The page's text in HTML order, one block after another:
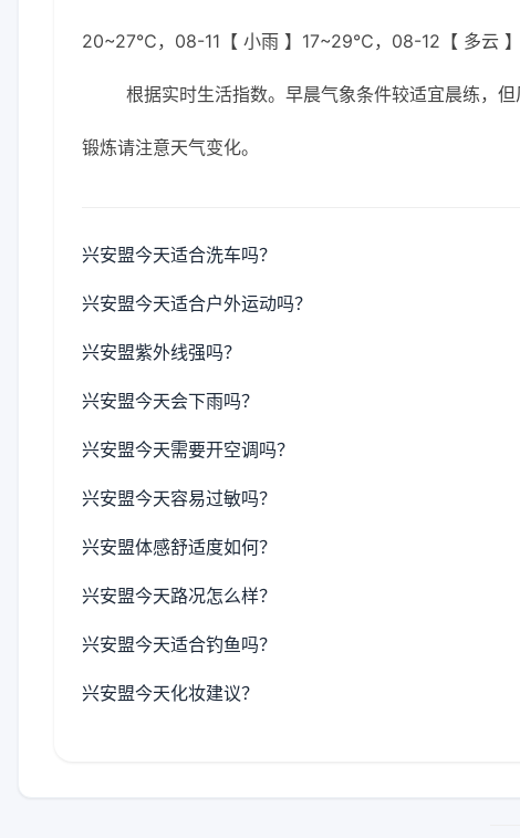
20~27℃，08-11【 小雨 】17~29℃，08-12【 多云
根据实时生活指数。早晨气象条件较适宜晨练，
锻炼请注意天气变化。
兴安盟今天适合洗车吗？
兴安盟今天适合户外运动吗？
兴安盟紫外线强吗？
兴安盟今天会下雨吗？
兴安盟今天需要开空调吗？
兴安盟今天容易过敏吗？
兴安盟体感舒适度如何？
兴安盟今天路况怎么样？
兴安盟今天适合钓鱼吗？
兴安盟今天化妆建议？